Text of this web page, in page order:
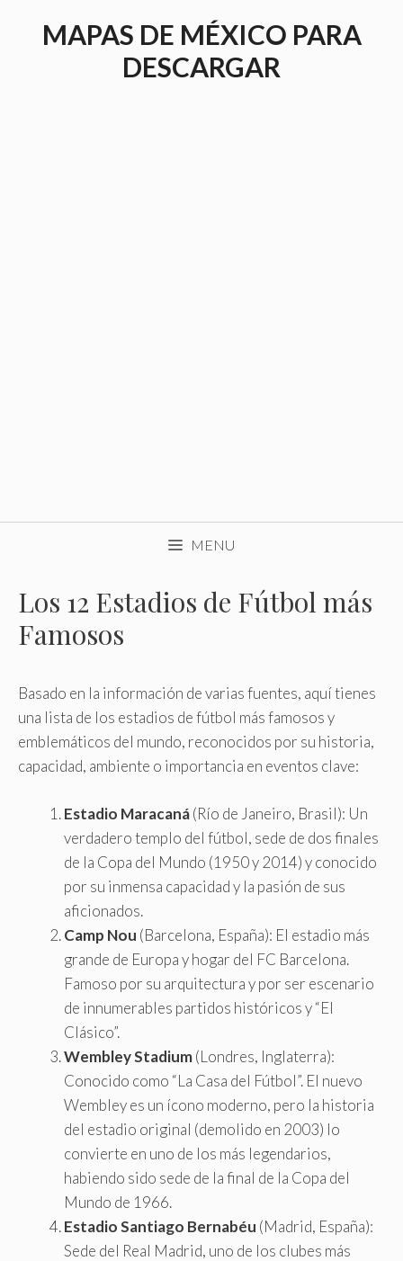
MAPAS DE MÉXICO PARA
DESCARGAR
MENU
Los 12 Estadios de Fútbol más
Famosos
Basado en la información de varias fuentes, aquí tienes
una lista de los estadios de fútbol más famosos y
emblemáticos del mundo, reconocidos por su historia,
capacidad, ambiente o importancia en eventos clave:
Estadio Maracaná(Río de Janeiro, Brasil): Un
verdadero templo del fútbol, sede de dos finales
de la Copa del Mundo (1950 y 2014) y conocido
por su inmensa capacidad y la pasión de sus
aficionados.
Camp Nou (Barcelona, España): El estadio más
grande de Europa y hogar del FC Barcelona.
Famoso por su arquitectura y por ser escenario
de innumerables partidos históricos y “El
Clásico”.
Wembley Stadium(Londres, Inglaterra):
Conocido como “La Casa del Fútbol”. El nuevo
Wembley es un ícono moderno, pero la historia
del estadio original (demolido en 2003) lo
convierte en uno de los más legendarios,
habiendo sido sede de la final de la Copa del
Mundo de 1966.
Estadio Santiago Bernabéu (Madrid, España):
Sede del Real Madrid, uno de los clubes más